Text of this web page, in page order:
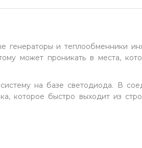
и теплообменники
может проникать в места,
на базе светодиода. В
которое быстро выходит из